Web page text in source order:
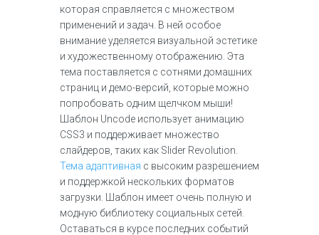
которая справляется с множеством
применений и задач. В ней особое
внимание уделяется визуальной эстетике
и художественному отображению. Эта
тема поставляется с сотнями домашних
страниц и демо-версий, которые можно
попробовать одним щелчком мыши!
Шаблон Uncode использует анимацию
CSS3 и поддерживает множество
слайдеров, таких как Slider Revolution.
Тема адаптивная с высоким разрешением
и поддержкой нескольких форматов
загрузки. Шаблон имеет очень полную и
модную библиотеку социальных сетей.
Оставаться в курсе последних событий